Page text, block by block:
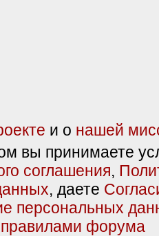
и о нашей
вы принимаете
соглашения,
, даете
персональных
правилами форума